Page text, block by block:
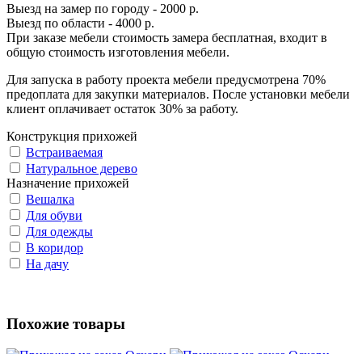
Выезд на замер по городу - 2000 р.
Выезд по области - 4000 р.
При заказе мебели стоимость замера бесплатная, входит в
общую стоимость изготовления мебели.
Для запуска в работу проекта мебели предусмотрена 70%
предоплата для закупки материалов. После установки мебели
клиент оплачивает остаток 30% за работу.
Конструкция прихожей
Встраиваемая
Натуральное дерево
Назначение прихожей
Вешалка
Для обуви
Для одежды
В коридор
На дачу
Похожие товары